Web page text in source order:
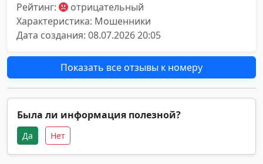
Рейтинг:
отрицательный
Характеристика: Мошенники
Дата создания: 08.07.2026 20:05
Показать все отзывы к номеру
Была ли информация полезной?
Да Нет